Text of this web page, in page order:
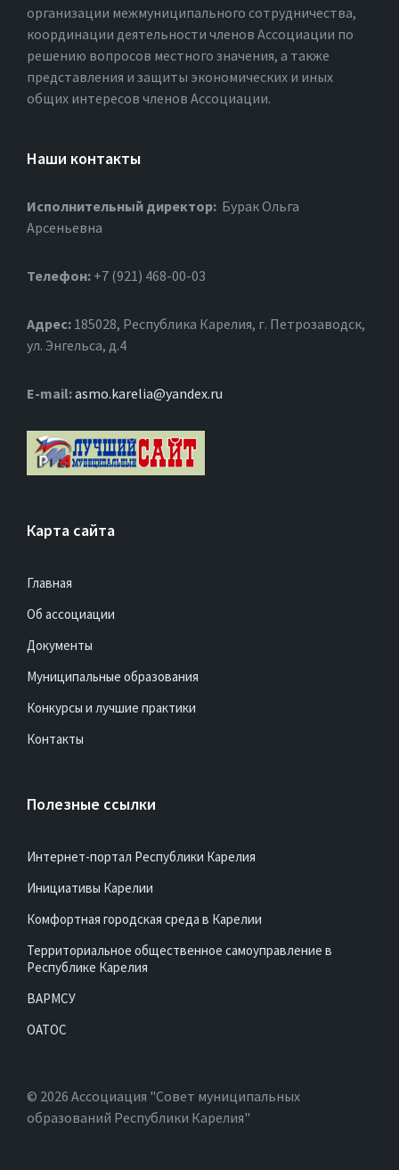
организации межмуниципального сотрудничества,
координации деятельности членов Ассоциации по
решению вопросов местного значения, а также
представления и защиты экономических и иных
общих интересов членов Ассоциации.
Наши контакты
Исполнительный директор: Бурак Ольга
Арсеньевна
Телефон: +7 (921) 468-00-03
Адрес: 185028, Республика Карелия, г. Петрозаводск,
ул. Энгельса, д.4
Е-mail:asmo.karelia@yandex.ru
Карта сайта
Главная
Об ассоциации
Документы
Муниципальные образования
Конкурсы и лучшие практики
Контакты
Полезные ссылки
Интернет-портал Республики Карелия
Инициативы Карелии
Комфортная городская среда в Карелии
Территориальное общественное самоуправление в
Республике Карелия
ВАРМСУ
ОАТОС
© 2026 Ассоциация "Совет муниципальных
образований Республики Карелия"